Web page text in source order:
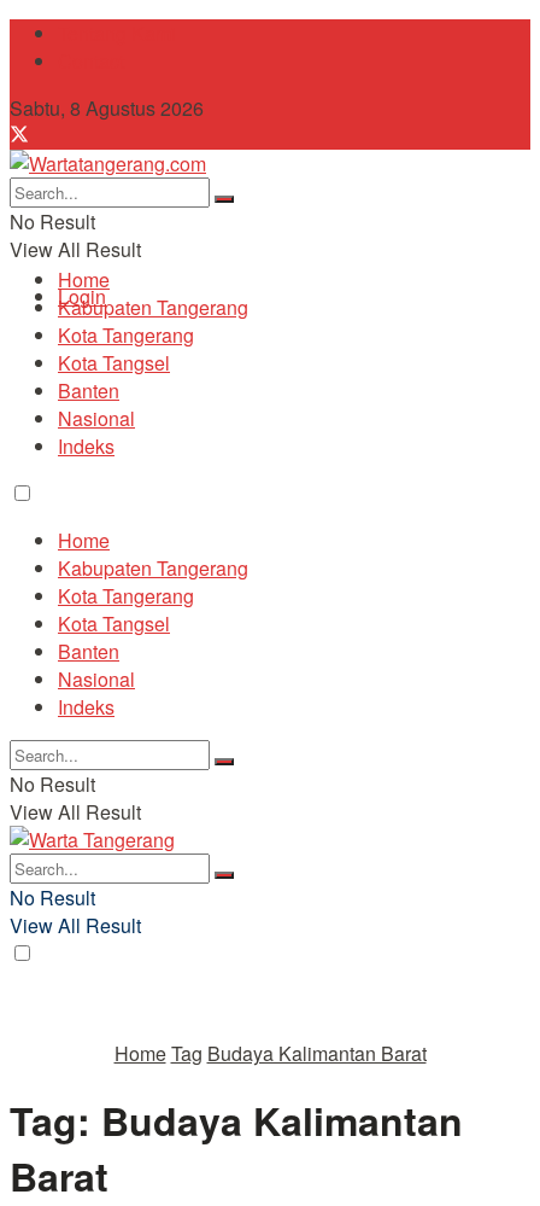
Sabtu, 8 Agustus 2026
No Result
View All Result
Login
Home
Kabupaten Tangerang
Kota Tangerang
Kota Tangsel
Banten
Nasional
Indeks
Home
Kabupaten Tangerang
Kota Tangerang
Kota Tangsel
Banten
Nasional
Indeks
No Result
View All Result
No Result
View All Result
HomeTag Budaya Kalimantan Barat
Tag: Budaya Kalimantan
Barat